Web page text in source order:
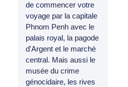
de commencer votre
voyage par la capitale
Phnom Penh avec le
palais royal, la pagode
d'Argent et le marché
central. Mais aussi le
musée du crime
génocidaire, les rives